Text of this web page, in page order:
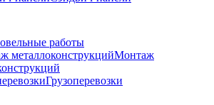
работы
Монтаж
Грузоперевозки